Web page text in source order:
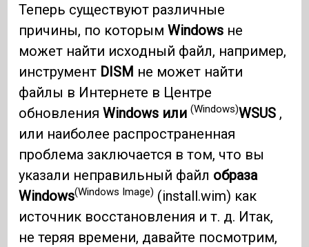
Теперь существуют различные
причины, по которымWindows не
может найти исходный файл, например,
инструмент DISM не может найти
файлы в Интернете в Центре
обновленияWindows или(Windows)WSUS ,
или наиболее распространенная
проблема заключается в том, что вы
указали неправильный файл образа
Windows(Windows Image) (install.wim) как
источник восстановления и т. д. Итак,
не теряя времени, давайте посмотрим,